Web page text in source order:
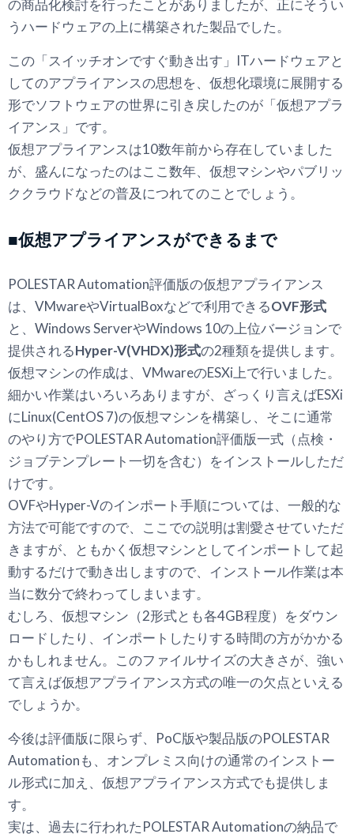
の商品化検討を行ったことがありましたが、正にそうい
うハードウェアの上に構築された製品でした。
この「スイッチオンですぐ動き出す」ITハードウェアと
してのアプライアンスの思想を、仮想化環境に展開する
形でソフトウェアの世界に引き戻したのが「仮想アプラ
イアンス」です。
仮想アプライアンスは10数年前から存在していました
が、盛んになったのはここ数年、仮想マシンやパブリッ
ククラウドなどの普及につれてのことでしょう。
■仮想アプライアンスができるまで
POLESTAR Automation評価版の仮想アプライアンス
は、VMwareやVirtualBoxなどで利用できるOVF形式
と、Windows ServerやWindows 10の上位バージョンで
提供されるHyper-V(VHDX)形式の2種類を提供します。
仮想マシンの作成は、VMwareのESXi上で行いました。
細かい作業はいろいろありますが、ざっくり言えばESXi
にLinux(CentOS 7)の仮想マシンを構築し、そこに通常
のやり方でPOLESTAR Automation評価版一式（点検・
ジョブテンプレート一切を含む）をインストールしただ
けです。
OVFやHyper-Vのインポート手順については、一般的な
方法で可能ですので、ここでの説明は割愛させていただ
きますが、ともかく仮想マシンとしてインポートして起
動するだけで動き出しますので、インストール作業は本
当に数分で終わってしまいます。
むしろ、仮想マシン（2形式とも各4GB程度）をダウン
ロードしたり、インポートしたりする時間の方がかかる
かもしれません。このファイルサイズの大きさが、強い
て言えば仮想アプライアンス方式の唯一の欠点といえる
でしょうか。
今後は評価版に限らず、PoC版や製品版のPOLESTAR
Automationも、オンプレミス向けの通常のインストー
ル形式に加え、仮想アプライアンス方式でも提供しま
す。
実は、過去に行われたPOLESTAR Automationの納品で